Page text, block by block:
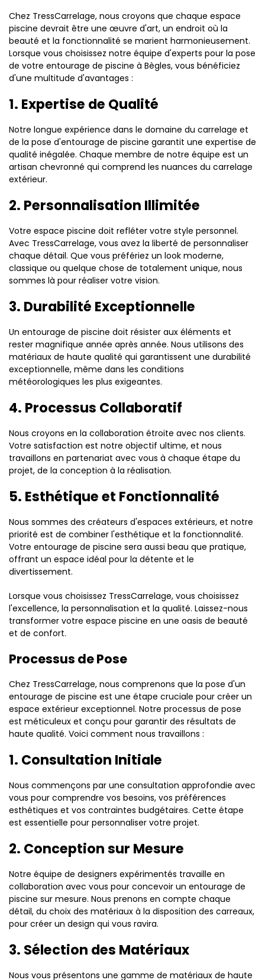
Chez TressCarrelage, nous croyons que chaque espace
piscine devrait être une œuvre d'art, un endroit où la
beauté et la fonctionnalité se marient harmonieusement.
Lorsque vous choisissez notre équipe d'experts pour la pose
de votre entourage de piscine à Bègles, vous bénéficiez
d'une multitude d'avantages :
1. Expertise de Qualité
Notre longue expérience dans le domaine du carrelage et
de la pose d'entourage de piscine garantit une expertise de
qualité inégalée. Chaque membre de notre équipe est un
artisan chevronné qui comprend les nuances du carrelage
extérieur.
2. Personnalisation Illimitée
Votre espace piscine doit refléter votre style personnel.
Avec TressCarrelage, vous avez la liberté de personnaliser
chaque détail. Que vous préfériez un look moderne,
classique ou quelque chose de totalement unique, nous
sommes là pour réaliser votre vision.
3. Durabilité Exceptionnelle
Un entourage de piscine doit résister aux éléments et
rester magnifique année après année. Nous utilisons des
matériaux de haute qualité qui garantissent une durabilité
exceptionnelle, même dans les conditions
météorologiques les plus exigeantes.
4. Processus Collaboratif
Nous croyons en la collaboration étroite avec nos clients.
Votre satisfaction est notre objectif ultime, et nous
travaillons en partenariat avec vous à chaque étape du
projet, de la conception à la réalisation.
5. Esthétique et Fonctionnalité
Nous sommes des créateurs d'espaces extérieurs, et notre
priorité est de combiner l'esthétique et la fonctionnalité.
Votre entourage de piscine sera aussi beau que pratique,
offrant un espace idéal pour la détente et le
divertissement.
Lorsque vous choisissez TressCarrelage, vous choisissez
l'excellence, la personnalisation et la qualité. Laissez-nous
transformer votre espace piscine en une oasis de beauté
et de confort.
Processus de Pose
Chez TressCarrelage, nous comprenons que la pose d'un
entourage de piscine est une étape cruciale pour créer un
espace extérieur exceptionnel. Notre processus de pose
est méticuleux et conçu pour garantir des résultats de
haute qualité. Voici comment nous travaillons :
1. Consultation Initiale
Nous commençons par une consultation approfondie avec
vous pour comprendre vos besoins, vos préférences
esthétiques et vos contraintes budgétaires. Cette étape
est essentielle pour personnaliser votre projet.
2. Conception sur Mesure
Notre équipe de designers expérimentés travaille en
collaboration avec vous pour concevoir un entourage de
piscine sur mesure. Nous prenons en compte chaque
détail, du choix des matériaux à la disposition des carreaux,
pour créer un design qui vous ravira.
3. Sélection des Matériaux
Nous vous présentons une gamme de matériaux de haute